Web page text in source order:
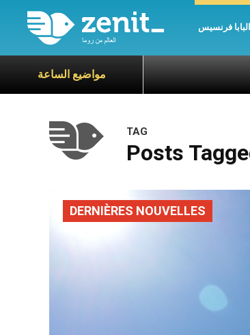
البابا فرنسيس
مواضيع الساعة
TAG
DERNIÈRES NOUVELLES